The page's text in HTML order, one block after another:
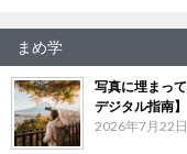
まめ学
写真に埋まっ
デジタル指南】
2026年7月22日